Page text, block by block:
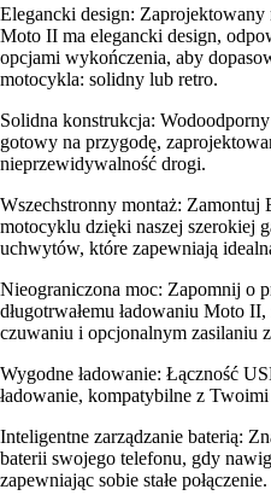
Elegancki design:
Moto II ma elegancki design,
opcjami wykończenia, aby
motocykla: solidny lub retro.
Solidna konstrukcja:
gotowy na przygodę,
nieprzewidywalność drogi.
Wszechstronny montaż:
motocyklu dzięki naszej szerokiej
uchwytów, które zapewniają
Nieograniczona moc: Zapomnij o
długotrwałemu ładowaniu Moto
czuwaniu i opcjonalnym zasilaniu
Wygodne ładowanie: Łączność
ładowanie, kompatybilne z
Inteligentne zarządzanie baterią:
baterii swojego telefonu, gdy
zapewniając sobie stałe połączenie.